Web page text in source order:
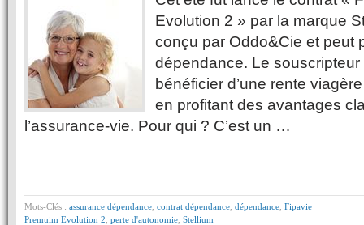
Evolution 2 » par la marque
conçu par Oddo&Cie et peut
dépendance. Le
bénéficier d’une rente
en profitant des avantages
l’assurance-vie. Pour qui ? C’est un …
Mots-Clés : assurance dépendance contrat dépendance dépendance Fipavie
Premuim Evolution 2 perte d'autonomie Stellium